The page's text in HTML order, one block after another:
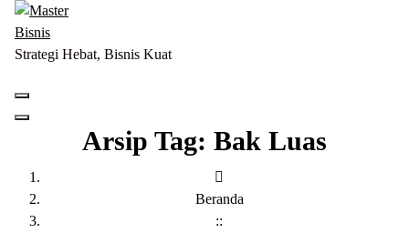
Lewati
konten
Strategi Hebat, Bisnis Kuat
Arsip Tag: Bak Luas
Beranda
::